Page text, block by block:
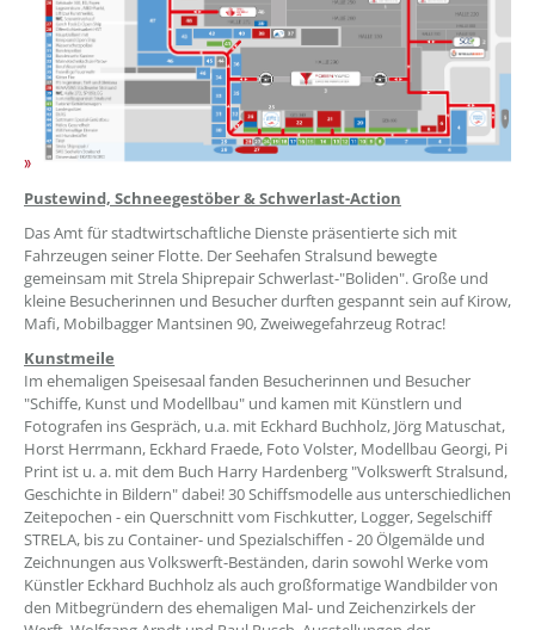
Pustewind, Schneegestöber & Schwerlast-Action
Das Amt für stadtwirtschaftliche Dienste präsentierte sich mit
Fahrzeugen seiner Flotte. Der Seehafen Stralsund bewegte
gemeinsam mit Strela Shiprepair Schwerlast-"Boliden". Große und
kleine Besucherinnen und Besucher durften gespannt sein auf Kirow,
Mafi, Mobilbagger Mantsinen 90, Zweiwegefahrzeug Rotrac!
Kunstmeile
Im ehemaligen Speisesaal fanden Besucherinnen und Besucher
"Schiffe, Kunst und Modellbau" und kamen mit Künstlern und
Fotografen ins Gespräch, u.a. mit Eckhard Buchholz, Jörg Matuschat,
Horst Herrmann, Eckhard Fraede, Foto Volster, Modellbau Georgi, Pi
Print ist u. a. mit dem Buch Harry Hardenberg "Volkswerft Stralsund,
Geschichte in Bildern" dabei! 30 Schiffsmodelle aus unterschiedlichen
Zeitepochen - ein Querschnitt vom Fischkutter, Logger, Segelschiff
STRELA, bis zu Container- und Spezialschiffen - 20 Ölgemälde und
Zeichnungen aus Volkswerft-Beständen, darin sowohl Werke vom
Künstler Eckhard Buchholz als auch großformatige Wandbilder von
den Mitbegründern des ehemaligen Mal- und Zeichenzirkels der